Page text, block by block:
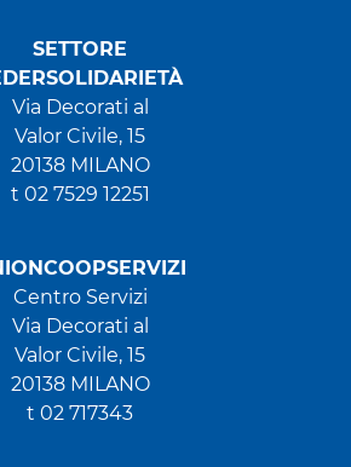
SETTORE
Via Decorati al
Valor Civile, 15
20138 MILANO
t 02 7529 12251
Centro Servizi
Via Decorati al
Valor Civile, 15
20138 MILANO
t 02 717343